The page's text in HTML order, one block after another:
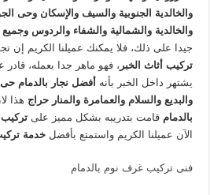
والخالدية الجنوبية والسيف والإسكان وحى
والخالدية والشمالية والشفاء والردوس وجميع
جيدا على ذلك، فلا يمكنك عميلنا الكريم إن
تركيب أثاث الخبر ، فهو ماهر جدا بعمله،
يشتهر داخل الخبر بأنه أفضل نجار بالدمام
والبديع والسلام والعمامرة والمنار حراج هذا
بالدمام قامت بتدريبه بشكل مميز علىتركيب
الآن عميلنا الكريم واستمتع بأفضلخدمة
فنى تركيب غرف نوم بالدمام